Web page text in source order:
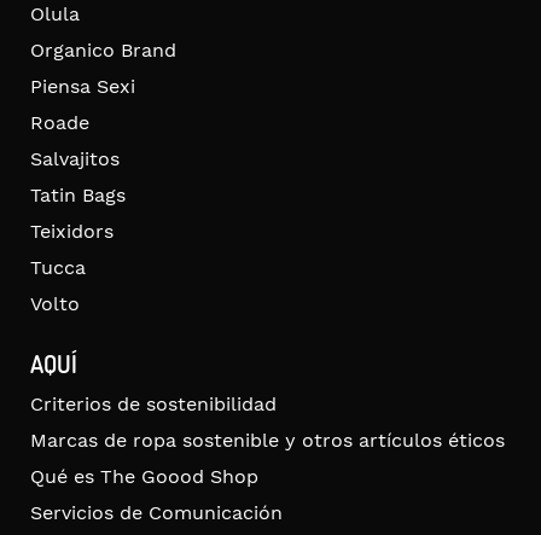
Olula
Organico Brand
Piensa Sexi
Roade
Salvajitos
Tatin Bags
Teixidors
Tucca
Volto
AQUÍ
Criterios de sostenibilidad
Marcas de ropa sostenible y otros artículos éticos
Qué es The Goood Shop
Servicios de Comunicación